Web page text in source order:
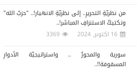
من نظريّةِ التحريرِ.. إلى نظريّةِ الانهيار!.. "حزبُ اللّه"
وتكتيكُ الاستنزافِ المباشر!..
16 اكتوبر, 2024
3369
سوريةُ والمحورُ .. واستراتيجيّةُ الأدوارِ
المسقوفة!!..